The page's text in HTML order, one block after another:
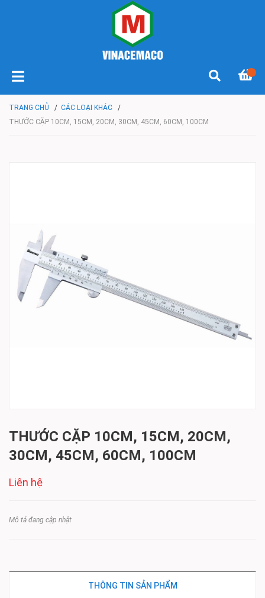
TRANG CHỦ / CÁC LOẠI KHÁC
/
THƯỚC CẶP 10CM, 15CM, 20CM, 30CM, 45CM, 60CM, 100CM
THƯỚC CẶP 10CM, 15CM, 20CM,
30CM, 45CM, 60CM, 100CM
Liên hệ
Mô tả đang cập nhật
THÔNG TIN SẢN PHẨM